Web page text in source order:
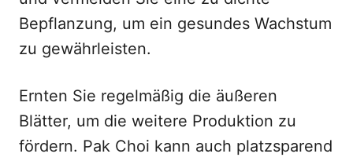
Bepflanzung, um ein gesundes Wachstum
zu gewährleisten.
Ernten Sie regelmäßig die äußeren
Blätter, um die weitere Produktion zu
fördern. Pak Choi kann auch platzsparend